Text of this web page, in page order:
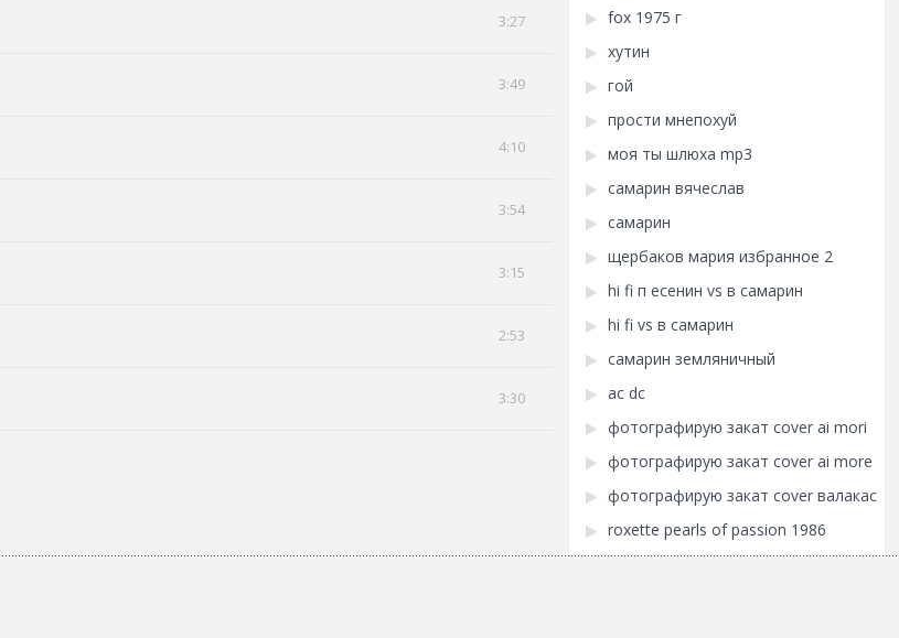
3:27
3:49
4:10
3:54
3:15
2:53
3:30
fox 1975 г
хутин
гой
прости мнепохуй
моя ты шлюха mp3
самарин вячеслав
самарин
щербаков мария избранное 2
hi fi п есенин vs в самарин
hi fi vs в самарин
самарин земляничный
ас dc
фотографирую закат cover ai mori
фотографирую закат cover ai more
фотографирую закат cover валакас
roxette pearls оf passion 1986